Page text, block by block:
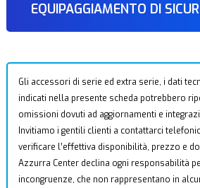
EQUIPAGGIAMENTO DI
Gli accessori di serie ed extra serie, i dati
indicati nella presente scheda potrebbero
omissioni dovuti ad aggiornamenti e
Invitiamo i gentili clienti a contattarci
verificare l’effettiva disponibilità, prezzo e
Azzurra Center declina ogni responsabilità
incongruenze, che non rappresentano in